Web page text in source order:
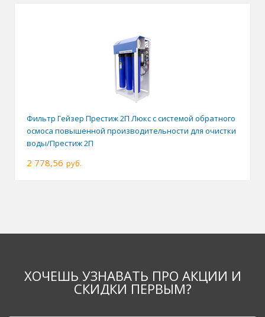
Фильтр Гейзер Престиж 2П Люкс с системой обратного
осмоса повышенной производительности для очистки
воды/Престиж 2П
2 778,56 руб.
ХОЧЕШЬ УЗНАВАТЬ ПРО АКЦИИ И
СКИДКИ ПЕРВЫМ?